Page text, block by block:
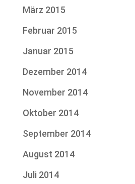
März 2015
Februar 2015
Januar 2015
Dezember 2014
November 2014
Oktober 2014
September 2014
August 2014
Juli 2014